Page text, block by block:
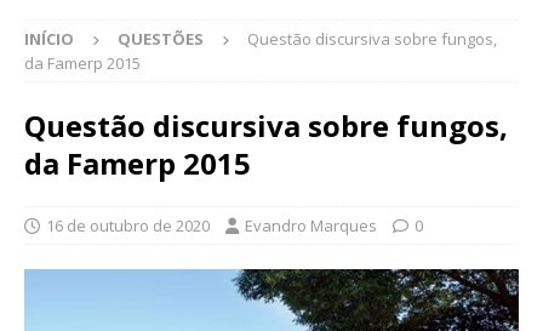
INÍCIO QUESTÕES
Questão discursiva sobre fungos,
da Famerp 2015
Questão discursiva sobre fungos,
da Famerp 2015
16 de outubro de 2020 Evandro Marques 0